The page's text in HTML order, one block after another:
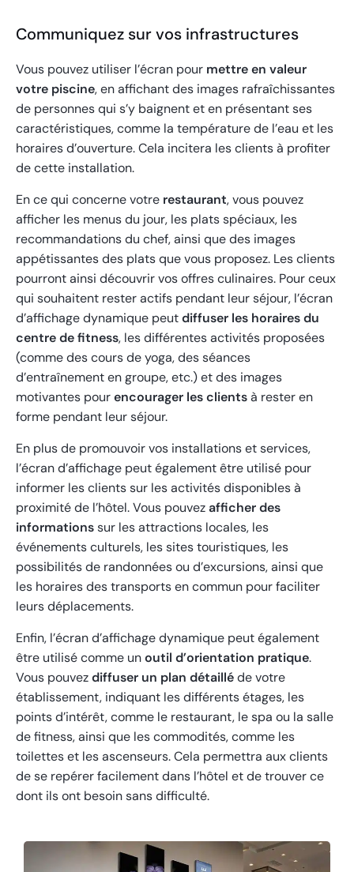
Communiquez sur vos infrastructures
Vous pouvez utiliser l’écran pour mettre en valeur
votre piscine, en affichant des images rafraîchissantes
de personnes qui s’y baignent et en présentant ses
caractéristiques, comme la température de l’eau et les
horaires d’ouverture. Cela incitera les clients à profiter
de cette installation.
En ce qui concerne votre restaurant, vous pouvez
afficher les menus du jour, les plats spéciaux, les
recommandations du chef, ainsi que des images
appétissantes des plats que vous proposez. Les clients
pourront ainsi découvrir vos offres culinaires. Pour ceux
qui souhaitent rester actifs pendant leur séjour, l’écran
d’affichage dynamique peutdiffuser les horaires du
centre de fitness, les différentes activités proposées
(comme des cours de yoga, des séances
d’entraînement en groupe, etc.) et des images
motivantes pourencourager les clientsà rester en
forme pendant leur séjour.
En plus de promouvoir vos installations et services,
l’écran d’affichage peut également être utilisé pour
informer les clients sur les activités disponibles à
proximité de l’hôtel. Vous pouvezafficher des
informationssur les attractions locales, les
événements culturels, les sites touristiques, les
possibilités de randonnées ou d’excursions, ainsi que
les horaires des transports en commun pour faciliter
leurs déplacements.
Enfin, l’écran d’affichage dynamique peut également
être utilisé comme unoutil d’orientation pratique.
Vous pouvezdiffuser un plan détailléde votre
établissement, indiquant les différents étages, les
points d’intérêt, comme le restaurant, le spa ou la salle
de fitness, ainsi que les commodités, comme les
toilettes et les ascenseurs. Cela permettra aux clients
de se repérer facilement dans l’hôtel et de trouver ce
dont ils ont besoin sans difficulté.